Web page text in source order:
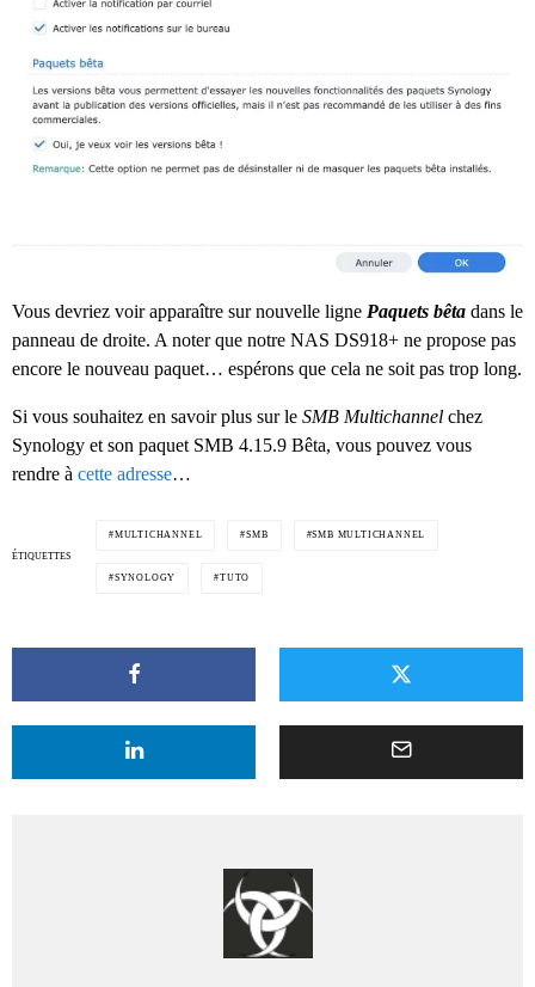
Vous devriez voir apparaître sur nouvelle ligne Paquets bêta dans le
panneau de droite. A noter que notre NAS DS918+ ne propose pas
encore le nouveau paquet… espérons que cela ne soit pas trop long.
Si vous souhaitez en savoir plus sur le SMB Multichannel chez
Synology et son paquet SMB 4.15.9 Bêta, vous pouvez vous
rendre à cette adresse…
ÉTIQUETTES
MULTICHANNEL SMB SMB MULTICHANNEL
SYNOLOGY TUTO